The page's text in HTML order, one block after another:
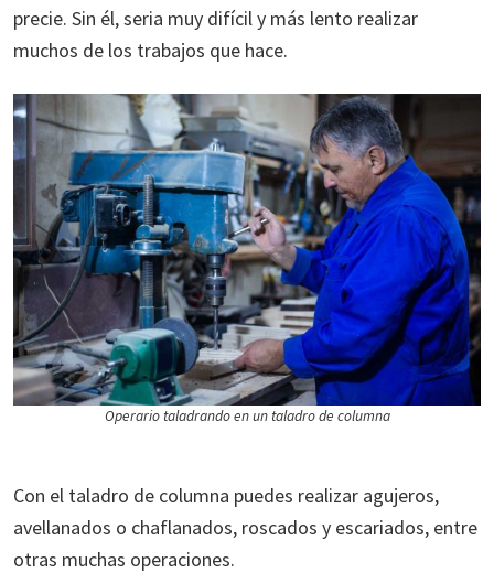
precie. Sin él, seria muy difícil y más lento realizar
muchos de los trabajos que hace.
Operario taladrando en un taladro de columna
Con el taladro de columna puedes realizar agujeros,
avellanados o chaflanados, roscados y escariados, entre
otras muchas operaciones.